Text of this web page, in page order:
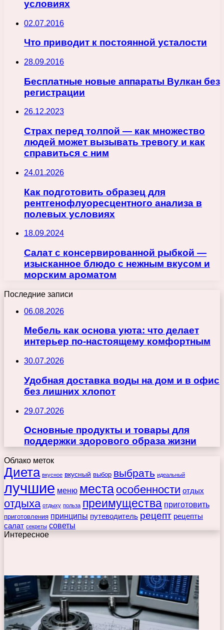
условиях
02.07.2016
Что приводит к постоянной усталости
28.09.2016
Бесплатные новые аппараты Вулкан без
регистрации
26.12.2023
Страх перед толпой — как множество
людей может вызывать тревогу и как
справиться с ним
24.01.2026
Как подготовить образец для
рентгенофлуоресцентного анализа в
полевых условиях
18.09.2024
Салат с консервированной рыбкой —
изысканное блюдо с нежным вкусом и
морским ароматом
Последние записи
06.08.2026
Мебель как основа уюта: что делает
интерьер по-настоящему комфортным
30.07.2026
Удобная доставка воды на дом и в офис
без лишних хлопот
29.07.2026
Основные продукты и товары для
поддержки здорового образа жизни
Облако меток
Диета вкусное вкусный выбор выбрать идеальный
лучшие меню места особенности отдых
отдыха отдыху польза преимущества приготовить
приготовления принципы путеводитель рецепт рецепты
салат секреты советы
Интересное